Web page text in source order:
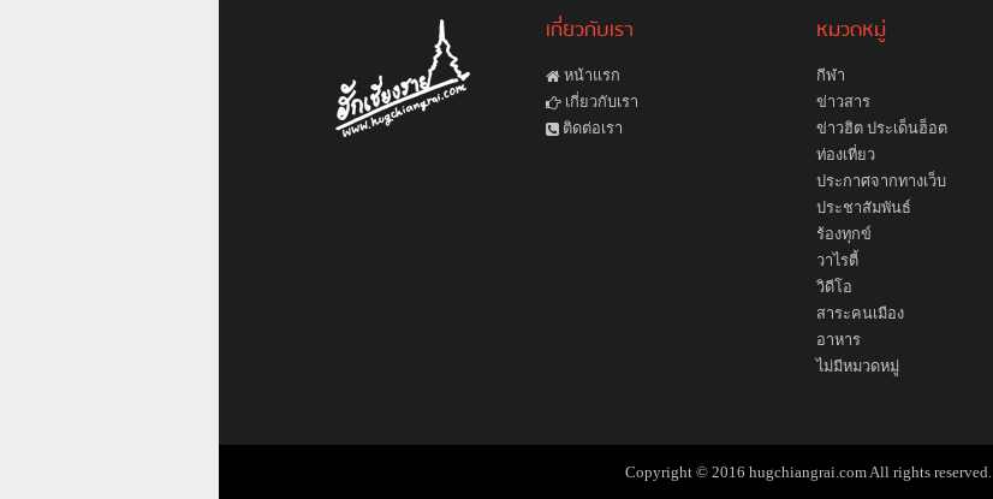
เกี่ยวกับเรา
หน้าแรก
เกี่ยวกับเรา
ติดต่อเรา
หมวดหมู่
กีฬา
ข่าวสาร
ข่าวฮิต ประเด็นฮ็อต
ท่องเที่ยว
ประกาศจากทางเว็บ
ประชาสัมพันธ์
ร้องทุกข์
วาไรตี้
วิดีโอ
สาระคนเมือง
อาหาร
ไม่มีหมวดหมู่
Copyright © 2016 hugchiangrai.com All rights reserved.